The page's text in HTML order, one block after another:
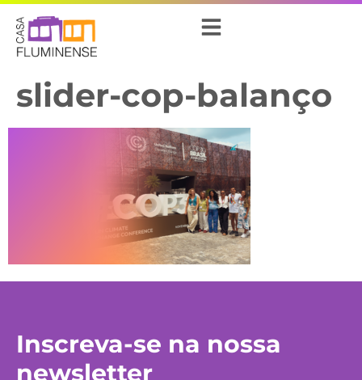
slider-cop-balanço
Inscreva-se na nossa
newsletter